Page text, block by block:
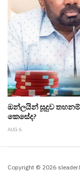
ඔන්ලයින් සූදුව තහනම්
කෙසේද?
AUG 6
Copyright © 2026